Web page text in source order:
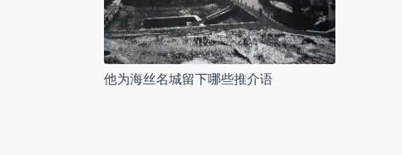
他为海丝名城留下哪些推介语